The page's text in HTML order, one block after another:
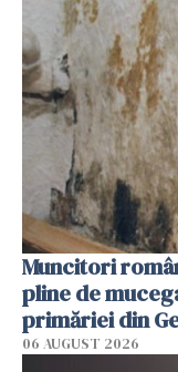
Muncitori
pline de
primăriei din
06 AUGUST 2026